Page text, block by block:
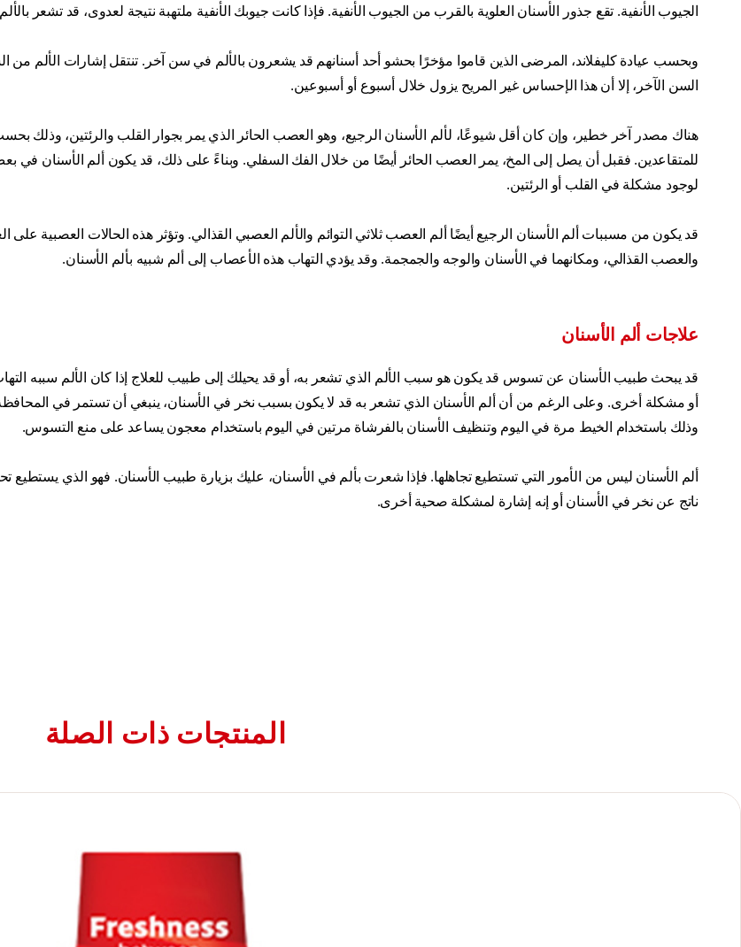
الجيوب الأنفية. تقع جذور الأسنان العلوية بالقرب من الجيوب الأنفية. فإذا كانت جيوبك الأنفية ملتهبة نتيجة لعدوى، قد تشعر
وبحسب عيادة كليفلاند، المرضى الذين قاموا مؤخرًا بحشو أحد أسنانهم قد يشعرون بالألم في سن آخر. تنتقل إشارات الألم من
السن الآخر، إلا أن هذا الإحساس غير المريح يزول خلال أسبوع أو أسبوعين.
هناك مصدر آخر خطير، وإن كان أقل شيوعًا، لألم الأسنان الرجيع، وهو العصب الحائر الذي يمر بجوار القلب والرئتين، وذلك
للمتقاعدين. فقبل أن يصل إلى المخ، يمر العصب الحائر أيضًا من خلال الفك السفلي. وبناءً على ذلك، قد يكون ألم الأسنان في
لوجود مشكلة في القلب أو الرئتين.
قد يكون من مسببات ألم الأسنان الرجيع أيضًا ألم العصب ثلاثي التوائم والألم العصبي القذالي. وتؤثر هذه الحالات العصبية على
والعصب القذالي، ومكانهما في الأسنان والوجه والجمجمة. وقد يؤدي التهاب هذه الأعصاب إلى ألم شبيه بألم الأسنان.
علاجات ألم الأسنان
قد يبحث طبيب الأسنان عن تسوس قد يكون هو سبب الألم الذي تشعر به، أو قد يحيلك إلى طبيب للعلاج إذا كان الألم سببه
أو مشكلة أخرى. وعلى الرغم من أن ألم الأسنان الذي تشعر به قد لا يكون بسبب نخر في الأسنان، ينبغي أن تستمر في
وذلك باستخدام الخيط مرة في اليوم وتنظيف الأسنان بالفرشاة مرتين في اليوم باستخدام معجون يساعد على منع التسوس.
ألم الأسنان ليس من الأمور التي تستطيع تجاهلها. فإذا شعرت بألم في الأسنان، عليك بزيارة طبيب الأسنان. فهو الذي يستطيع
ناتج عن نخر في الأسنان أو إنه إشارة لمشكلة صحية أخرى.
المنتجات ذات الصلة